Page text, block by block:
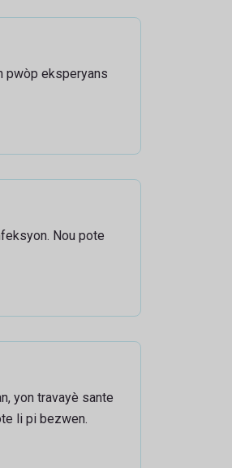
pwòp eksperyans
Nou pote
yon travayè sante
li pi bezwen.